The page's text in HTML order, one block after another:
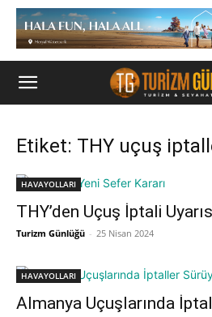
Etiket: THY uçuş
HAVAYOLLARI
THY’den Uçuş İptali
Turizm Günlüğü - 25 Nisan 2024
HAVAYOLLARI
Almanya Uçuşlarında